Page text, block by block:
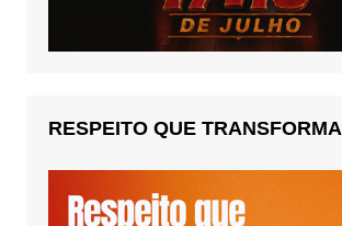
RESPEITO QUE TRANSFORMA